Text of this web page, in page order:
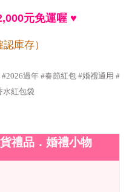
元免運喔♥
庫存）
過年 #春節紅包 #婚禮通用 #
水紅包袋
禮品．婚禮小物